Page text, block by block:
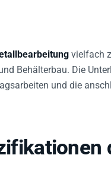
vielfach
Behälterbau. Die
und die